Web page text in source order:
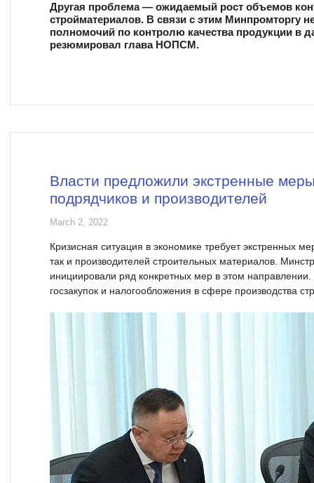
Другая проблема — ожидаемый рост объемов
стройматериалов. В связи с этим Минпромторгу
полномочий по контролю качества продукции в
резюмировал глава НОПСМ.
Власти предложили экстренные
подрядчиков и производителей
March 2, 2022
Кризисная ситуация в экономике требует экстренных
так и производителей строительных материалов.
инициировали ряд конкретных мер в этом
госзакупок и налогообложения в сфере производства